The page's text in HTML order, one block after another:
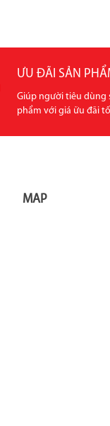
ƯU ĐÃI SẢN
Giúp người tiêu dùng
phẩm với giá ữu đãi
MAP